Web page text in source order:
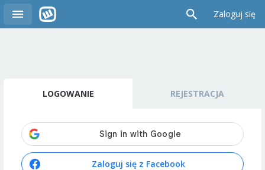
Zaloguj się
LOGOWANIE REJESTRACJA
Zaloguj się z Facebook